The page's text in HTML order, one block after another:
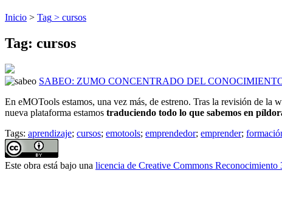
Inicio > Tag > cursos
Tag: cursos
SABEO: ZUMO CONCENTRADO DEL
En eMOTools estamos, una vez más, de estreno. Tras la revisión de la
nueva plataforma estamos traduciendo todo lo que sabemos en
Tags: aprendizaje; cursos; emotools; emprendedor; emprender;
Este obra está bajo una licencia de Creative Commons Reconocimiento